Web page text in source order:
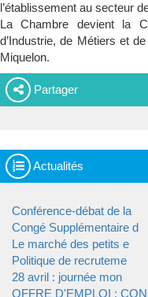
l’établissement au secteur
La Chambre devient la
d’Industrie, de Métiers et
Miquelon.
Partager
Actualités
Conférence-débat de la
Congé Supplémentaire d
Le marché des petits e
Politique de recruteme
28 avril : journée mon
OFFRE D'EMPLOI :